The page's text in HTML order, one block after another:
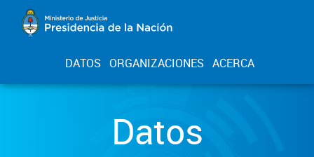
DATOS ORGANIZACIONES ACERCA
Datos